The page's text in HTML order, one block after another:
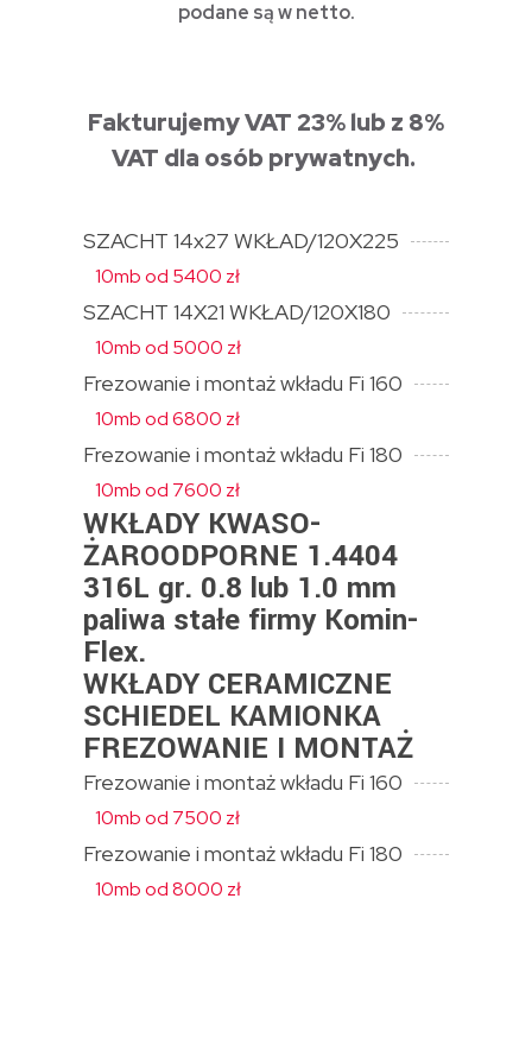
podane są w netto.
Fakturujemy VAT 23% lub z 8%
VAT dla osób prywatnych.
SZACHT 14x27 WKŁAD/120X225
10mb od 5400 zł
SZACHT 14X21 WKŁAD/120X180
10mb od 5000 zł
Frezowanie i montaż wkładu Fi 160
10mb od 6800 zł
Frezowanie i montaż wkładu Fi 180
10mb od 7600 zł
WKŁADY KWASO-
ŻAROODPORNE 1.4404
316L gr. 0.8 lub 1.0 mm
paliwa stałe firmy Komin-
Flex.
WKŁADY CERAMICZNE
SCHIEDEL KAMIONKA
FREZOWANIE I MONTAŻ
Frezowanie i montaż wkładu Fi 160
10mb od 7500 zł
Frezowanie i montaż wkładu Fi 180
10mb od 8000 zł